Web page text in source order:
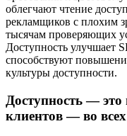
облегчают чтение
рекламщиков с плохим
тысячам проверяющих
Доступность улучшает
способствуют
культуры доступности.
Доступность —
клиентов — во